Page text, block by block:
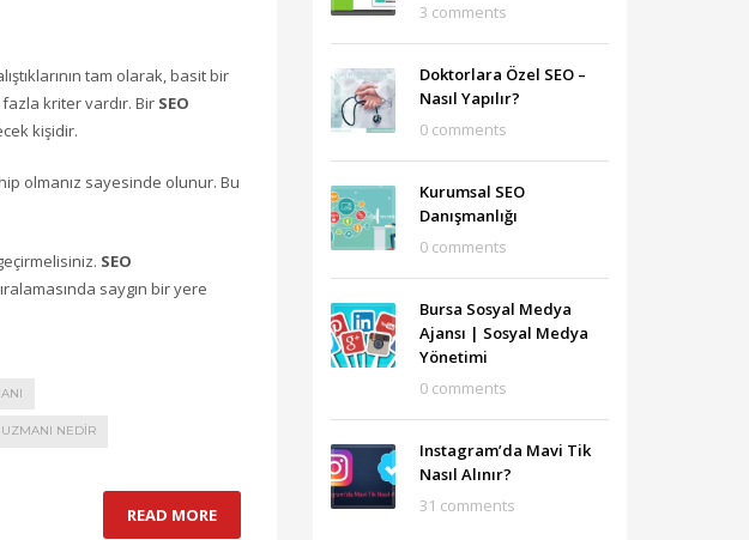
tam olarak, basit bir
kriter vardır. Bir SEO
kişidir.
olmanız sayesinde olunur. Bu
SEO
saygın bir yere
UZMANI NEDIR
READ MORE
3 comments
Doktorlara Özel SEO –
Nasıl Yapılır?
0 comments
Kurumsal SEO
Danışmanlığı
0 comments
Bursa Sosyal Medya
Ajansı‎ | Sosyal Medya
Yönetimi
0 comments
Instagram’da Mavi Tik
Nasıl Alınır?
31 comments